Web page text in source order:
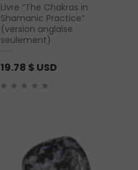
Livre “The Chakras in
Shamanic Practice”
(version anglaise
seulement)
19.78 $ USD